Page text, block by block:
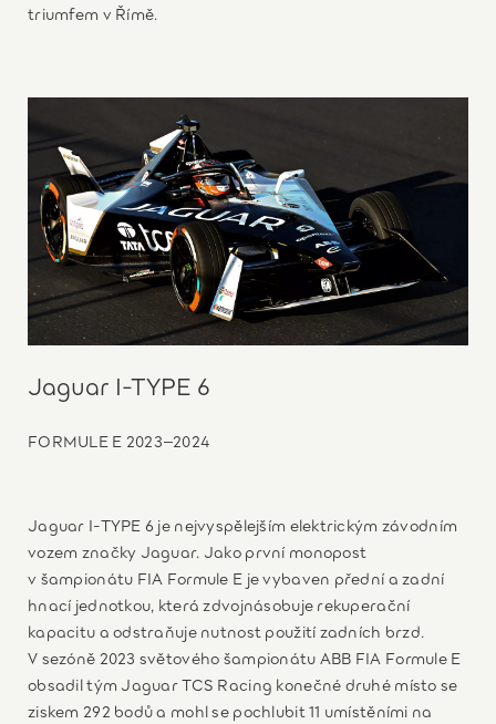
triumfem v Římě.
Jaguar I-TYPE 6
FORMULE E 2023–2024
Jaguar I-TYPE 6 je nejvyspělejším elektrickým závodním
vozem značky Jaguar. Jako první monopost
v šampionátu FIA Formule E je vybaven přední a zadní
hnací jednotkou, která zdvojnásobuje rekuperační
kapacitu a odstraňuje nutnost použití zadních brzd.
V sezóně 2023 světového šampionátu ABB FIA Formule E
obsadil tým Jaguar TCS Racing konečné druhé místo se
ziskem 292 bodů a mohl se pochlubit 11 umístěními na